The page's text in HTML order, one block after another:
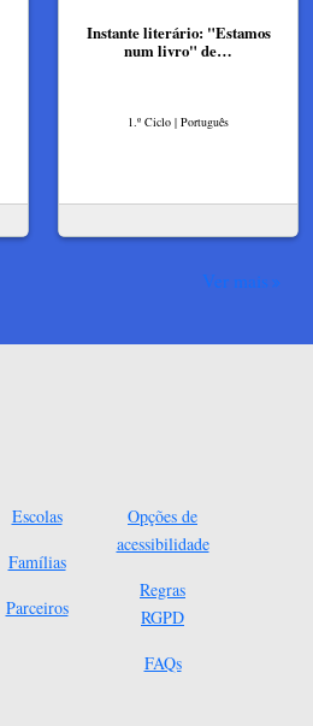
Instante literário: "Estamos
num livro" de…
1.º Ciclo | Português
Ver mais
Escolas
Famílias
Parceiros
Opções de
acessibilidade
Regras
RGPD
FAQs